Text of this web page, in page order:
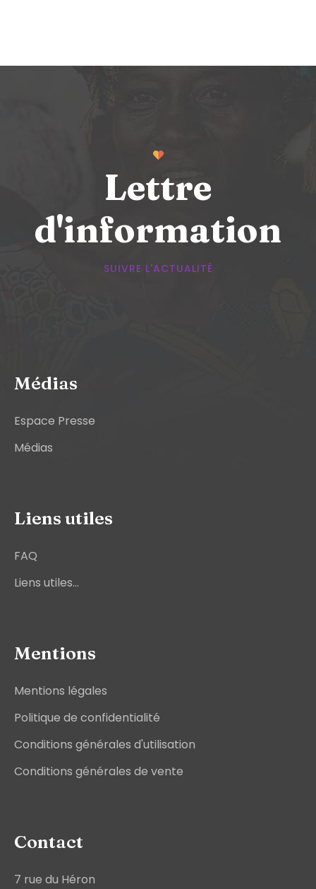
Lettre
d'information
SUIVRE L'ACTUALITÉ
Médias
Espace Presse
Médias
Liens utiles
FAQ
Liens utiles...
Mentions
Mentions légales
Politique de confidentialité
Conditions générales d'utilisation
Conditions générales de vente
Contact
7 rue du Héron